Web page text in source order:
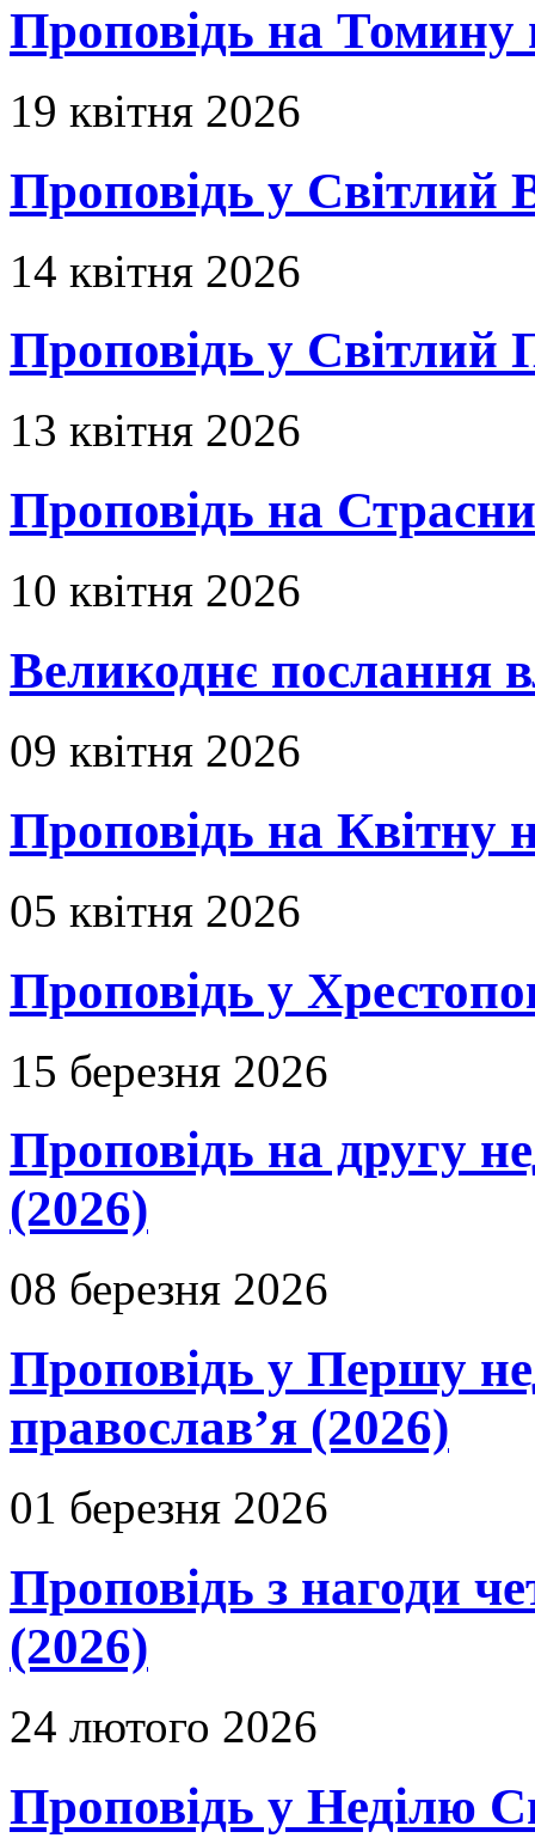
Проповідь на Томину
19 квітня 2026
Проповідь у Світлий
14 квітня 2026
Проповідь у Світлий
13 квітня 2026
Проповідь на
10 квітня 2026
Великоднє послання
09 квітня 2026
Проповідь на Квітну
05 квітня 2026
Проповідь у
15 березня 2026
Проповідь на другу
(2026)
08 березня 2026
Проповідь у Першу
православ’я (2026)
01 березня 2026
Проповідь з нагоди
(2026)
24 лютого 2026
Проповідь у Неділю